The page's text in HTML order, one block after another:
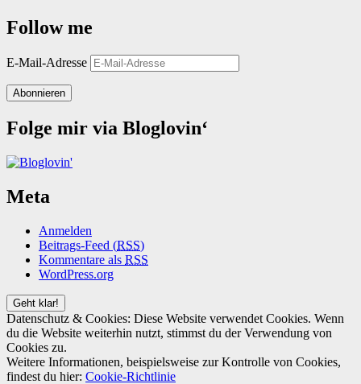
Follow me
E-Mail-Adresse
Abonnieren
Folge mir via Bloglovin‘
Meta
Anmelden
Beitrags-Feed (RSS)
Kommentare als RSS
WordPress.org
Datenschutz & Cookies: Diese Website verwendet Cookies. Wenn
du die Website weiterhin nutzt, stimmst du der Verwendung von
Cookies zu.
Weitere Informationen, beispielsweise zur Kontrolle von Cookies,
findest du hier: Cookie-Richtlinie